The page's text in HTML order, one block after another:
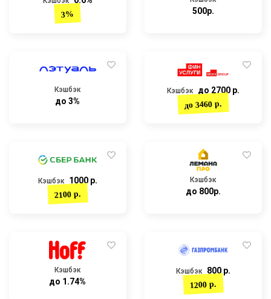
3% 500р.
Кэшбэк
до 3%
Кэшбэк до 2700 р.
до 3460 р.
Кэшбэк 1000 р.
2100 р.
Кэшбэк
до 800р.
Кэшбэк
до 1.74%
Кэшбэк 800 р.
1200 р.